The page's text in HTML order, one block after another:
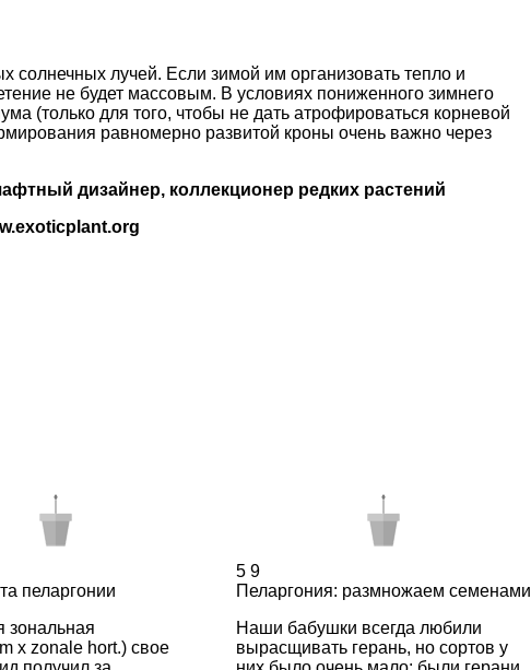
солнечных лучей. Если зимой им организовать тепло и
не будет массовым. В условиях пониженного зимнего
(только для того, чтобы не дать атрофироваться корневой
равномерно развитой кроны очень важно через
дизайнер, коллекционер редких растений
пеларгонии
зональная
х zonale hort.) свое
5 9
Пеларгония: размножаем семенами
Наши бабушки всегда любили
вырасщивать герань, но сортов у